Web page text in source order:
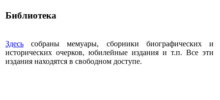
Библиотека
Здесь собраны мемуары, сборники биографических и
исторических очерков, юбилейные издания и т.п. Все эти
издания находятся в свободном доступе.